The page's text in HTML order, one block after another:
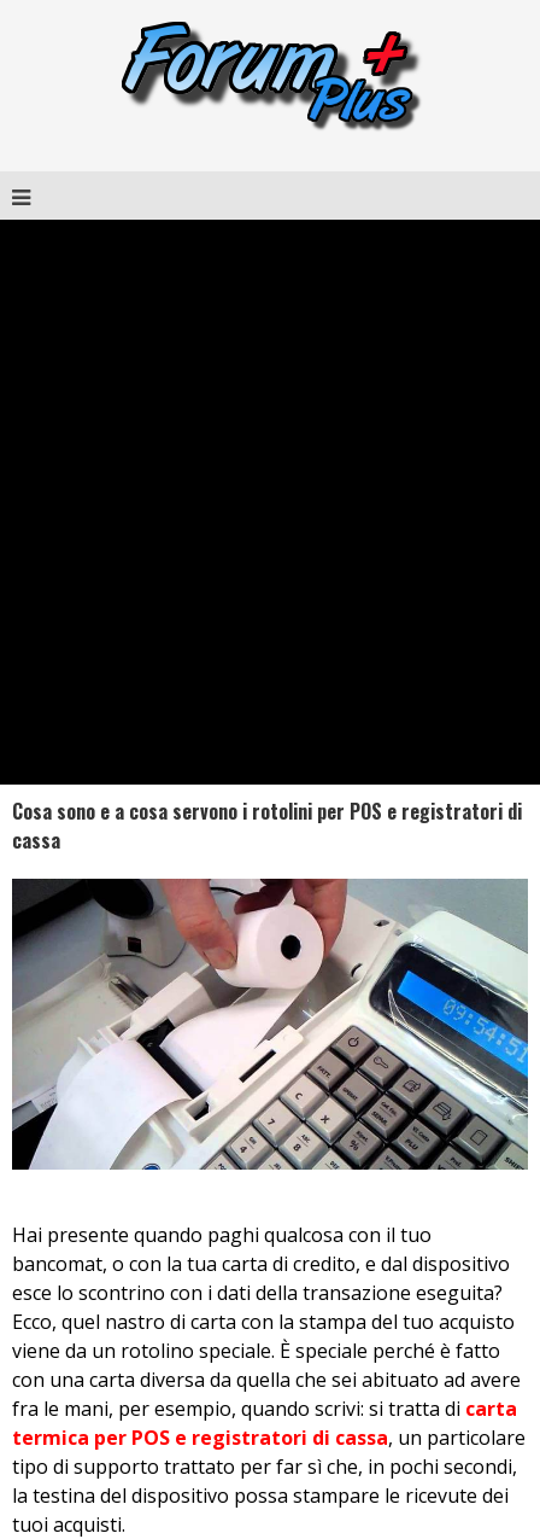
Cosa sono e a cosa servono i rotolini per POS e registratori di
cassa
Hai presente quando paghi qualcosa con il tuo
bancomat, o con la tua carta di credito, e dal dispositivo
esce lo scontrino con i dati della transazione eseguita?
Ecco, quel nastro di carta con la stampa del tuo acquisto
viene da un rotolino speciale. È speciale perché è fatto
con una carta diversa da quella che sei abituato ad avere
fra le mani, per esempio, quando scrivi: si tratta di carta
termica per POS e registratori di cassa, un particolare
tipo di supporto trattato per far sì che, in pochi secondi,
la testina del dispositivo possa stampare le ricevute dei
tuoi acquisti.